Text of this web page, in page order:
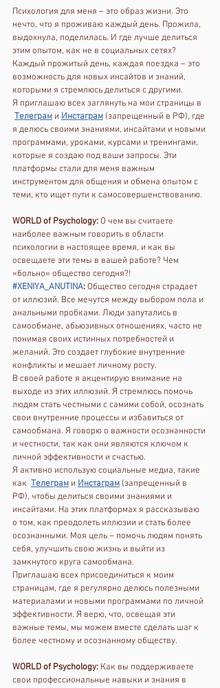
Психология для меня – это образ жизни. Это
нечто, что я проживаю каждый день. Прожила,
выдохнула, поделилась. И где лучше делиться
этим опытом, как не в социальных сетях?
Каждый прожитый день, каждая поездка – это
возможность для новых инсайтов и знаний,
которыми я стремлюсь делиться с другими.
Я приглашаю всех заглянуть на мои страницы в
Телеграм и Инстаграм (запрещенный в РФ), где
я делюсь своими знаниями, инсайтами и новыми
программами, уроками, курсами и тренингами,
которые я создаю под ваши запросы. Эти
платформы стали для меня важным
инструментом для общения и обмена опытом с
теми, кто ищет пути к самосовершенствованию.
WORLD of Psychology: О чем вы считаете
наиболее важным говорить в области
психологии в настоящее время, и как вы
освещаете эти темы в вашей работе? Чем
«больно» общество сегодня?!
#XENIYA_ANUTINA: Общество сегодня страдает
от иллюзий. Все мечутся между выбором пола и
анальными пробками. Люди запутались в
самообмане, абьюзивных отношениях, часто не
понимая своих истинных потребностей и
желаний. Это создает глубокие внутренние
конфликты и мешает личному росту.
В своей работе я акцентирую внимание на
выходе из этих иллюзий. Я стремлюсь помочь
людям стать честными с самими собой, осознать
свои внутренние процессы и избавиться от
самообмана. Я говорю о важности осознанности
и честности, так как они являются ключом к
личной эффективности и счастью.
Я активно использую социальные медиа, такие
как Телеграм и Инстаграм (запрещенный в
РФ), чтобы делиться своими знаниями и
инсайтами. На этих платформах я рассказываю
о том, как преодолеть иллюзии и стать более
осознанными. Моя цель – помочь людям понять
себя, улучшить свою жизнь и выйти из
замкнутого круга самообмана.
Приглашаю всех присоединиться к моим
страницам, где я регулярно делюсь полезными
материалами и новыми программами по личной
эффективности. Я верю, что, освещая эти
важные темы, мы можем вместе сделать шаг к
более честному и осознанному обществу.
WORLD of Psychology: Как вы поддерживаете
свои профессиональные навыки и знания в